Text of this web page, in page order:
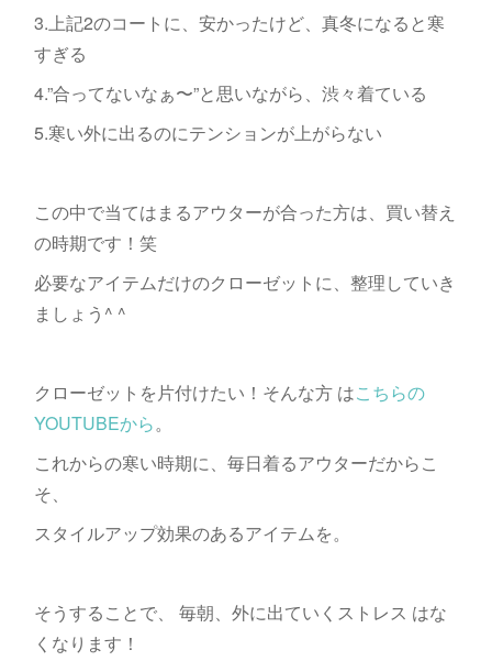
3.上記2のコートに、安かったけど、真冬になると寒
すぎる
4.”合ってないなぁ〜”と思いながら、渋々着ている
5.寒い外に出るのにテンションが上がらない
この中で当てはまるアウターが合った方は、買い替え
の時期です！笑
必要なアイテムだけのクローゼットに、整理していき
ましょう^ ^
クローゼットを片付けたい！そんな方 はこちらの
YOUTUBEから。
これからの寒い時期に、毎日着るアウターだからこ
そ、
スタイルアップ効果のあるアイテムを。
そうすることで、 毎朝、外に出ていくストレス はな
くなります！